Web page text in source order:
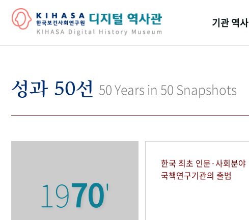
기관 역사
기관 변천사
성과 50선 50 Years in 50 Snapshots
1970'
한국 최초 인문·사회분야
국책연구기관의 출범